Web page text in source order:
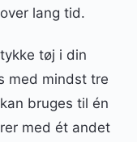
lang tid.
tøj i din
med mindst tre
bruges til én
med ét andet